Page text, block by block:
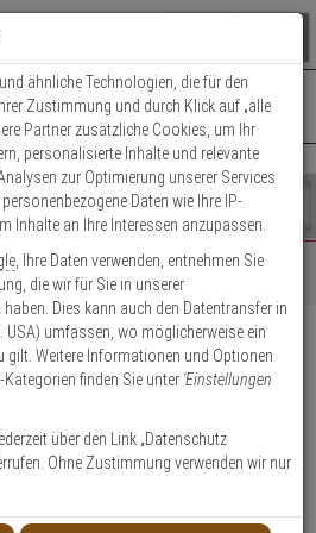
schließen
IM WARENKORB
Ihr Warenkorb ist momentan leer.
()
Fertig
Do.: 8:00 - 16:30 | Fr.: 8:00 - 14:00 Uhr
nutzen
KO1 ohne
Lagerabverkauf
ähnliche Technologien, die für den
Zustimmung und durch Klick auf „alle
Partner zusätzliche Cookies, um Ihr
personalisierte Inhalte und relevante
zur Optimierung unserer Services
Daten wie Ihre IP-
Inhalte an Ihre Interessen anzupassen.
, Ihre Daten verwenden, entnehmen Sie
die wir für Sie in unserer
haben. Dies kann auch den Datentransfer in
USA) umfassen, wo möglicherweise ein
gilt. Weitere Informationen und Optionen
finden Sie unter 'Einstellungen
über den Link „Datenschutz
Ohne Zustimmung verwenden wir nur